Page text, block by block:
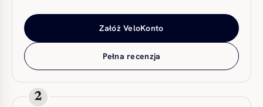
Załóż VeloKonto
Pełna recenzja
2